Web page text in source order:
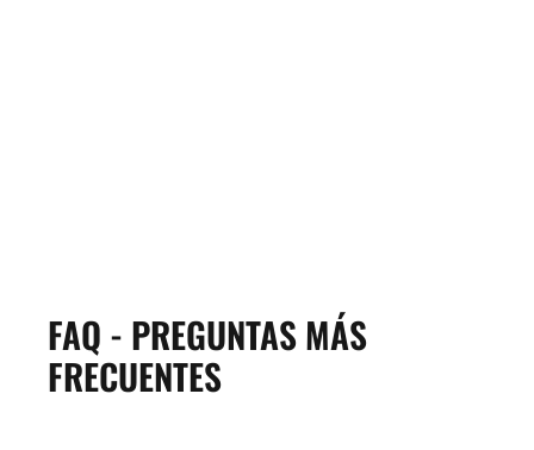
FAQ - PREGUNTAS MÁS
FRECUENTES